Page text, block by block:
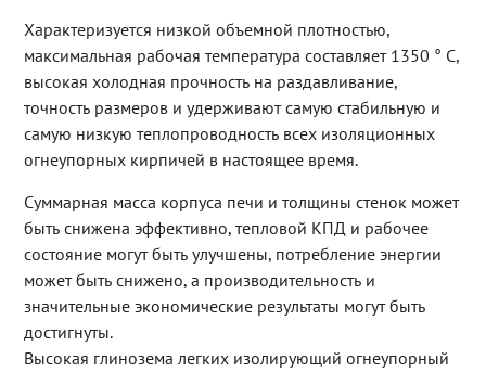
Характеризуется низкой объемной плотностью,
максимальная рабочая температура составляет 1350 ° С,
высокая холодная прочность на раздавливание,
точность размеров и удерживают самую стабильную и
самую низкую теплопроводность всех изоляционных
огнеупорных кирпичей в настоящее время.
Суммарная масса корпуса печи и толщины стенок может
быть снижена эффективно, тепловой КПД и рабочее
состояние могут быть улучшены, потребление энергии
может быть снижено, а производительность и
значительные экономические результаты могут быть
достигнуты.
Высокая глинозема легких изолирующий огнеупорный